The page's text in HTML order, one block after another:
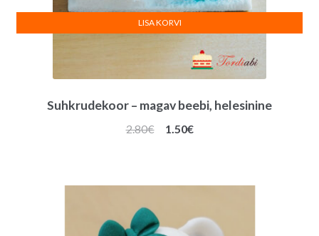
Suhkrudekoor – magav beebi, helesinine
2.80€
Algne
1.50€Praegune
LISA KORVI